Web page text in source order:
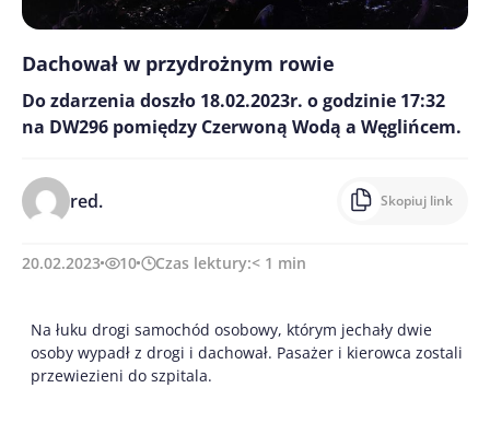
Dachował w przydrożnym rowie
Do zdarzenia doszło 18.02.2023r. o godzinie 17:32
na DW296 pomiędzy Czerwoną Wodą a Węglińcem.
red. Skopiuj link
20.02.2023 10 Czas lektury:< 1 min
Na łuku drogi samochód osobowy, którym jechały dwie
osoby wypadł z drogi i dachował. Pasażer i kierowca zostali
przewiezieni do szpitala.